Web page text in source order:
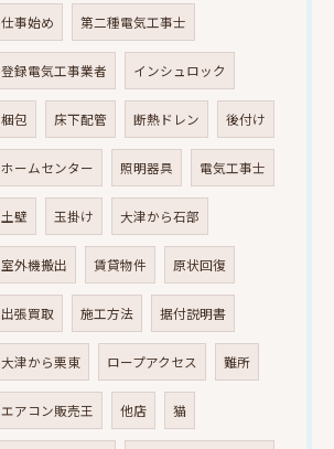
仕事始め 第二種電気工事士
登録電気工事業者 インシュロック
梱包 床下配管 断熱ドレン 後付け
ホームセンター 照明器具 電気工事士
土壁 玉掛け 大津から石部
室外機搬出 賃貸物件 原状回復
出張買取 施工方法 据付説明書
大津から栗東 ロープアクセス 難所
エアコン販売王 他店 猫